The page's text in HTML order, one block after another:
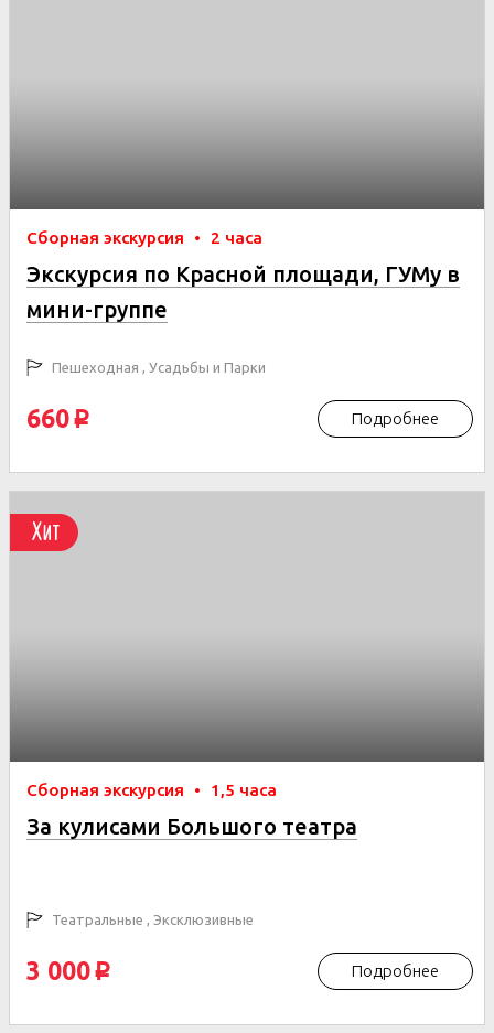
Сборная экскурсия • 2 часа
Экскурсия по Красной площади, ГУМу в
мини-группе
Пешеходная , Усадьбы и Парки
660 p Подробнее
Хит
Сборная экскурсия • 1,5 часа
За кулисами Большого театра
Театральные , Эксклюзивные
3 000 p Подробнее